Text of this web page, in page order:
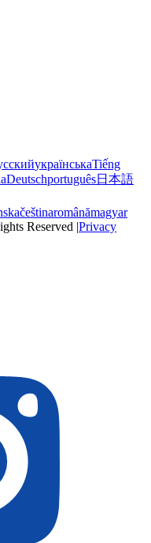
українськаTiếng
Deutschportuguês日本語
češtinaromânămagyar
Reserved |Privacy